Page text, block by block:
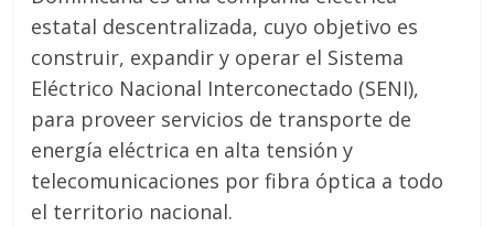
estatal descentralizada, cuyo objetivo es
construir, expandir y operar el Sistema
Eléctrico Nacional Interconectado (SENI),
para proveer servicios de transporte de
energía eléctrica en alta tensión y
telecomunicaciones por fibra óptica a todo
el territorio nacional.